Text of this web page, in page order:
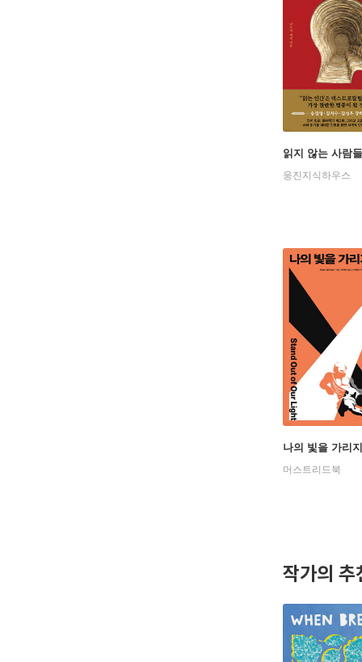
읽지 않는 사람들
웅진지식하우스
나의 빛을 가리
머스트리드북
작가의 추